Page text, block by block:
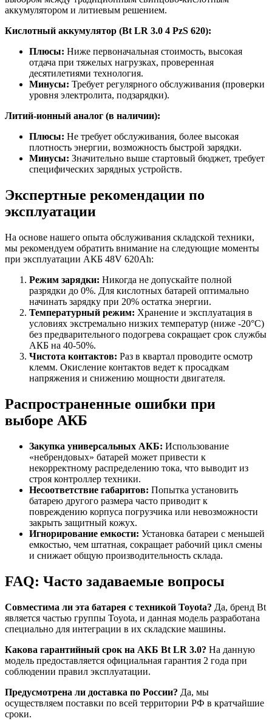
аккумулятором и литиевым решением.
Кислотный аккумулятор (Bt LR 3.0 4 PzS 620):
Плюсы: Ниже первоначальная стоимость, высокая
отдача при тяжелых нагрузках, проверенная
десятилетиями технология.
Минусы: Требует регулярного обслуживания (проверки
уровня электролита, подзарядки).
Литий-ионный аналог (в наличии):
Плюсы: Не требует обслуживания, более высокая
плотность энергии, возможность быстрой зарядки.
Минусы: Значительно выше стартовый бюджет, требует
специфических зарядных устройств.
Экспертные рекомендации по
эксплуатации
На основе нашего опыта обслуживания складской техники,
мы рекомендуем обратить внимание на следующие моменты
при эксплуатации АКБ 48V 620Ah:
Режим зарядки: Никогда не допускайте полной
разрядки до 0%. Для кислотных батарей оптимально
начинать зарядку при 20% остатка энергии.
Температурный режим: Хранение и эксплуатация в
условиях экстремально низких температур (ниже -20°C)
без предварительного подогрева сокращает срок службы
АКБ на 40-50%.
Чистота контактов: Раз в квартал проводите осмотр
клемм. Окисление контактов ведет к просадкам
напряжения и снижению мощности двигателя.
Распространенные ошибки при
выборе АКБ
Закупка универсальных АКБ: Использование
«небрендовых» батарей может привести к
некорректному распределению тока, что выводит из
строя контроллер техники.
Несоответствие габаритов: Попытка установить
батарею другого размера часто приводит к
повреждению корпуса погрузчика или невозможности
закрыть защитный кожух.
Игнорирование емкости: Установка батареи с меньшей
емкостью, чем штатная, сокращает рабочий цикл смены
и снижает общую производительность склада.
FAQ: Часто задаваемые вопросы
Совместима ли эта батарея с техникой Toyota? Да, бренд Bt
является частью группы Toyota, и данная модель разработана
специально для интеграции в их складские машины.
Какова гарантийный срок на АКБ Bt LR 3.0? На данную
модель предоставляется официальная гарантия 2 года при
соблюдении правил эксплуатации.
Предусмотрена ли доставка по России? Да, мы
осуществляем поставки по всей территории РФ в кратчайшие
сроки.